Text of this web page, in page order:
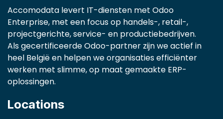
Accomodata levert IT-diensten met Odoo
Enterprise, met een focus op handels-, retail-,
projectgerichte, service- en productiebedrijven.
Als gecertificeerde Odoo-partner zijn we actief in
heel België en helpen we organisaties efficiënter
werken met slimme, op maat gemaakte ERP-
oplossingen.
Locations